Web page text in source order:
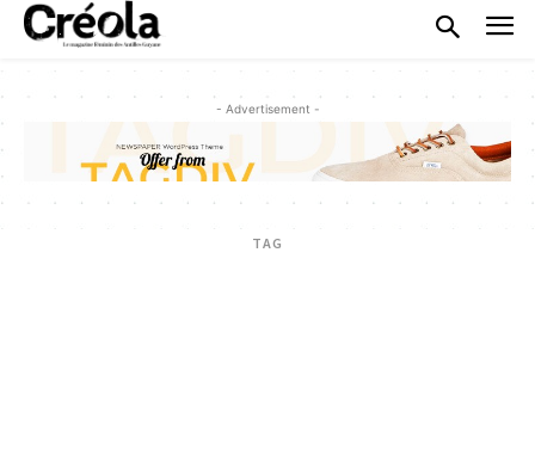
- Advertisement -
TAG